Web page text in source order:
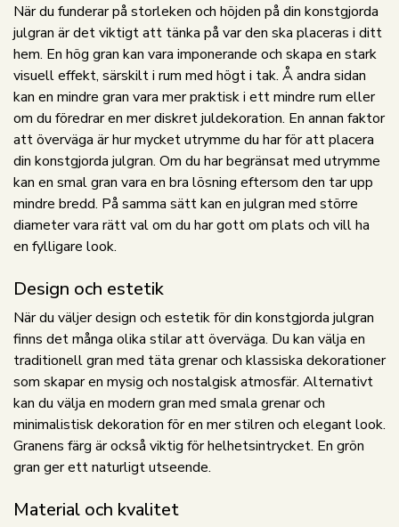
När du funderar på storleken och höjden på din konstgjorda
julgran är det viktigt att tänka på var den ska placeras i ditt
hem. En hög gran kan vara imponerande och skapa en stark
visuell effekt, särskilt i rum med högt i tak. Å andra sidan
kan en mindre gran vara mer praktisk i ett mindre rum eller
om du föredrar en mer diskret juldekoration. En annan faktor
att överväga är hur mycket utrymme du har för att placera
din konstgjorda julgran. Om du har begränsat med utrymme
kan en smal gran vara en bra lösning eftersom den tar upp
mindre bredd. På samma sätt kan en julgran med större
diameter vara rätt val om du har gott om plats och vill ha
en fylligare look.
Design och estetik
När du väljer design och estetik för din konstgjorda julgran
finns det många olika stilar att överväga. Du kan välja en
traditionell gran med täta grenar och klassiska dekorationer
som skapar en mysig och nostalgisk atmosfär. Alternativt
kan du välja en modern gran med smala grenar och
minimalistisk dekoration för en mer stilren och elegant look.
Granens färg är också viktig för helhetsintrycket. En grön
gran ger ett naturligt utseende.
Material och kvalitet